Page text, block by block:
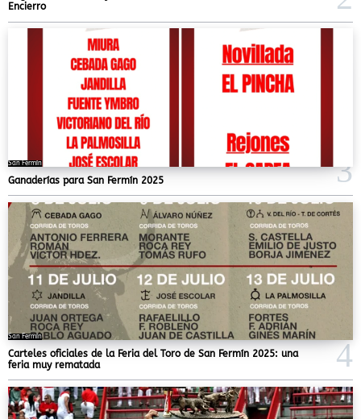
Encierro
San Fermín
Ganaderías para San Fermín 2025
San Fermín
Carteles oficiales de la Feria del Toro de San Fermín 2025: una
feria muy rematada